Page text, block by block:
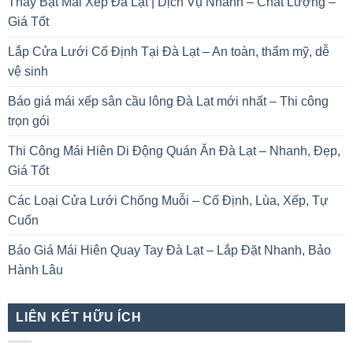
Giá Tốt
Lắp Cửa Lưới Cố Định Tại Đà Lạt – An toàn, thẩm mỹ, dễ
vệ sinh
Báo giá mái xếp sân cầu lông Đà Lạt mới nhất – Thi công
trọn gói
Thi Công Mái Hiên Di Động Quán Ăn Đà Lạt – Nhanh, Đẹp,
Giá Tốt
Các Loại Cửa Lưới Chống Muỗi – Cố Định, Lùa, Xếp, Tự
Cuốn
Báo Giá Mái Hiên Quay Tay Đà Lạt – Lắp Đặt Nhanh, Bảo
Hành Lâu
LIÊN KẾT HỮU ÍCH